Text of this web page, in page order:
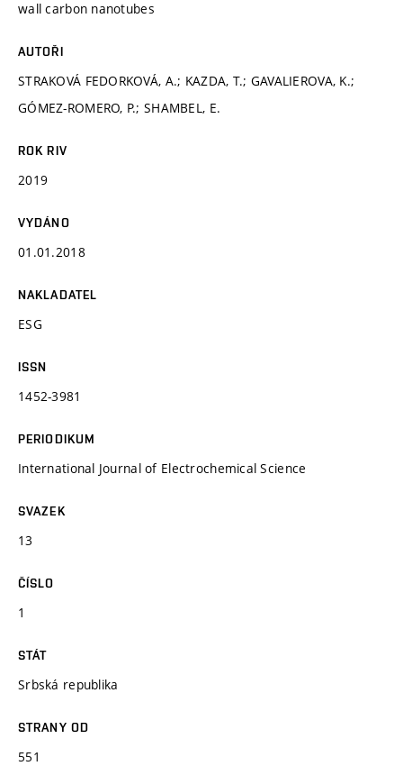
wall carbon nanotubes
AUTOŘI
STRAKOVÁ FEDORKOVÁ, A.; KAZDA, T.; GAVALIEROVA, K.;
GÓMEZ-ROMERO, P.; SHAMBEL, E.
ROK RIV
2019
VYDÁNO
01.01.2018
NAKLADATEL
ESG
ISSN
1452-3981
PERIODIKUM
International Journal of Electrochemical Science
SVAZEK
13
ČÍSLO
1
STÁT
Srbská republika
STRANY OD
551